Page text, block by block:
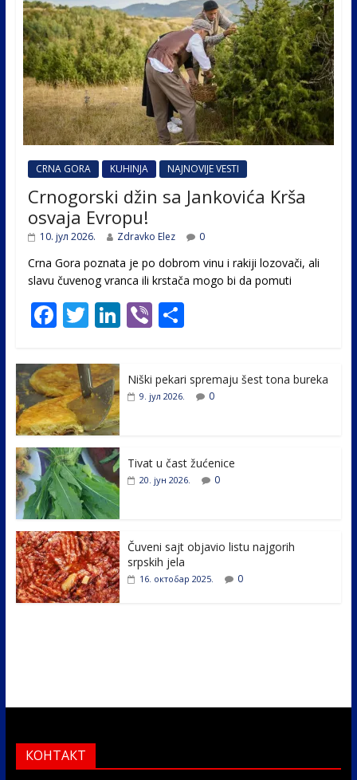
CRNA GORA KUHINJA NAJNOVIJE VESTI
Crnogorski džin sa Jankovića Krša
osvaja Evropu!
10. јул 2026. Zdravko Elez 0
Crna Gora poznata je po dobrom vinu i rakiji lozovači, ali
slavu čuvenog vranca ili krstača mogo bi da pomuti
F
e
b
o
o
k
T
itt
er
Li
e
Vi
er
S
e
Niški pekari spremaju šest tona bureka
9. јул 2026. 0
Tivat u čast žućenice
20. јун 2026. 0
Čuveni sajt objavio listu najgorih
srpskih jela
16. октобар 2025. 0
КОНТАКТ